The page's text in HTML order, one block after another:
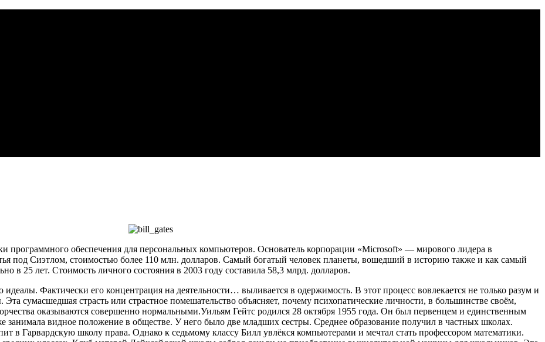
программного обеспечения для персональных компьютеров. Основатель корпорации «Microsoft» — мирового лидера в
под Сиэтлом, стоимостью более 110 млн. долларов. Самый богатый человек планеты, вошедший в историю также и как самый
в 25 лет. Стоимость личного состояния в 2003 году составила 58,3 млрд. долларов.
Фактически его концентрация на деятельности… выливается в одержимость. В этот процесс вовлекается не только разум и
сумасшедшая страсть или страстное помешательство объясняет, почему психопатические личности, в большинстве своём,
оказываются совершенно нормальными.Уильям Гейтс родился 28 октября 1955 года. Он был первенцем и единственным
занимала видное положение в обществе. У него было две младших сестры. Среднее образование получил в частных школах.
в Гарвардскую школу права. Однако к седьмому классу Билл увлёкся компьютерами и мечтал стать профессором математики.